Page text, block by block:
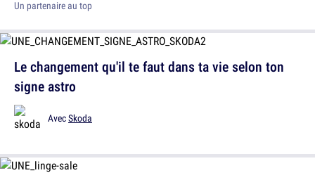
Un partenaire au top
Le changement qu'il te faut dans ta vie selon ton
signe astro
AvecSkoda